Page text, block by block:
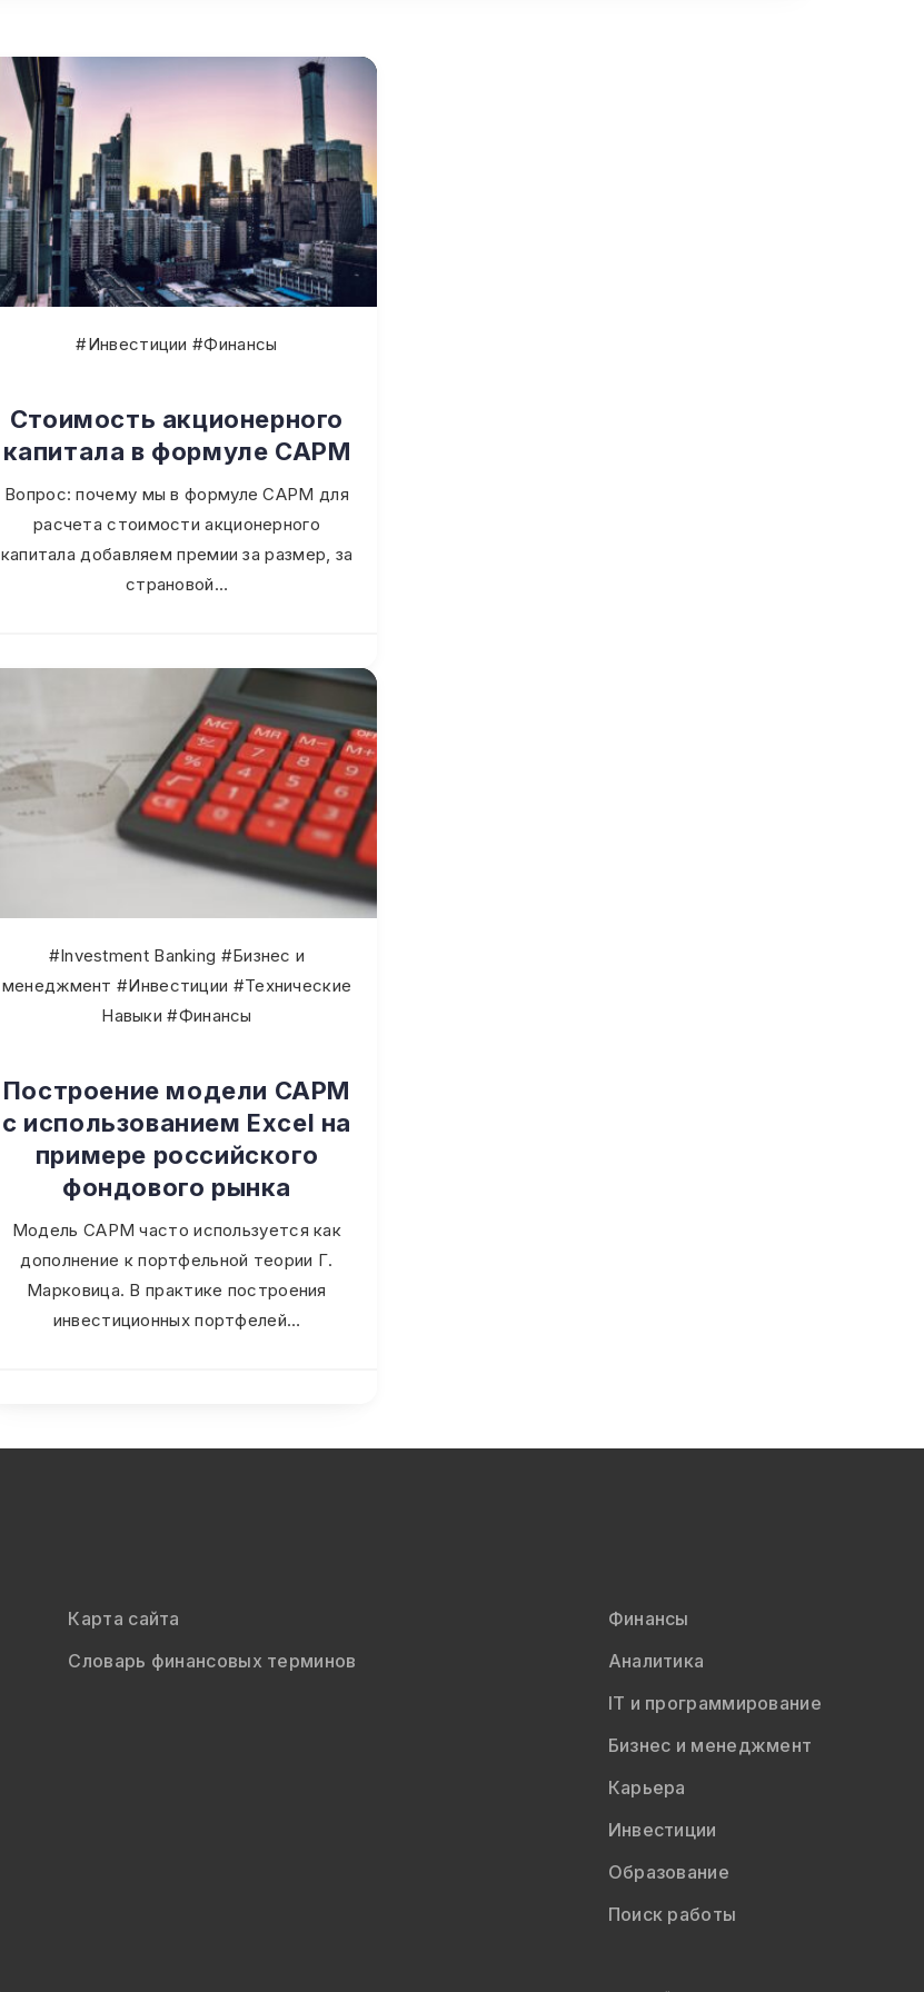
#Инвестиции #Финансы
Стоимость акционерного
капитала в формуле CAPM
Вопрос: почему мы в формуле САРМ для
расчета стоимости акционерного
капитала добавляем премии за размер, за
страновой…
#Investment Banking #Бизнес и
менеджмент #Инвестиции #Технические
Навыки #Финансы
Построение модели CAPM
с использованием Excel на
примере российского
фондового рынка
Модель CAPM часто используется как
дополнение к портфельной теории Г.
Марковица. В практике построения
инвестиционных портфелей…
Карта сайта
Словарь финансовых терминов
Финансы
Аналитика
IT и программирование
Бизнес и менеджмент
Карьера
Инвестиции
Образование
Поиск работы